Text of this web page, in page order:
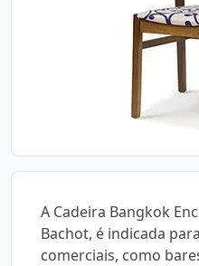
A Cadeira Bangkok
Bachot, é indicada
comerciais, como